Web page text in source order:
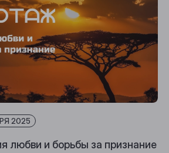
2025
любви и борьбы за признание